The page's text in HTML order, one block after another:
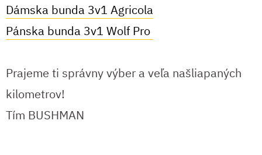
Dámska bunda 3v1 Agricola
Pánska bunda 3v1 Wolf Pro
Prajeme ti správny výber a veľa našliapaných
kilometrov!
Tím BUSHMAN